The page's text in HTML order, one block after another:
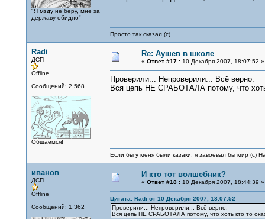
"Я мзду не беру, мне за
державу обидно"
Просто так сказал (с)
Radi
ДСП
Offline
Сообщений: 2,568
Общаемся!
Re: Аушев в школе
« Ответ #17 :10 Декабря 2007, 18:07:52 »
Проверили... Непроверили... Всё верно.
Вся цепь НЕ СРАБОТАЛА потому, что
Если бы у меня были казаки, я завоевал бы мир (с)
иванов
ДСП
Offline
Сообщений: 1,362
И кто тот волшебник?
« Ответ #18 :10 Декабря 2007, 18:44:39 »
Цитата: Radi от 10 Декабря 2007, 18:07:52
Проверили... Непроверили... Всё верно.
Вся цепь НЕ СРАБОТАЛА потому, что хоть кто то